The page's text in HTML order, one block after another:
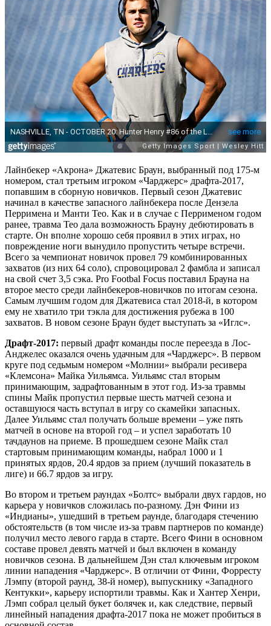
Лайнбекер «Акрона» Джатевис Браун, выбранный под 175-м
номером, стал третьим игроком «Чарджерс» драфта-2017,
попавшим в сборную новичков. Первый сезон Джатевис
начинал в качестве запасного лайнбекера после Дензела
Перримена и Манти Тео. Как и в случае с Перрименом годом
ранее, травма Тео дала возможность Брауну дебютировать в
старте. Он вполне хорошо себя проявил в этих играх, но
повреждение ноги вынудило пропустить четыре встречи.
Всего за чемпионат новичок провел 79 комбинированных
захватов (из них 64 соло), спровоцировал 2 фамбла и записал
на свой счет 3,5 сэка. Pro Footbal Focus поставил Брауна на
второе место среди лайнбекеров-новичков по итогам сезона.
Самым лучшим годом для Джатевиса стал 2018-й, в котором
ему не хватило три тэкла для достижения рубежа в 100
захватов. В новом сезоне Браун будет выступать за «Иглс».
Драфт-2017: первый драфт команды после переезда в Лос-
Анджелес оказался очень удачным для «Чарджерс». В первом
круге под седьмым номером «Молнии» выбрали ресивера
«Клемсона» Майка Уильямса. Уильямс стал вторым
принимающим, задрафтованным в этот год. Из-за травмы
спины Майк пропустил первые шесть матчей сезона и
оставшуюся часть вступал в игру со скамейки запасных.
Далее Уильямс стал получать больше времени – уже пять
матчей в основе на второй год – и успел заработать 10
тачдаунов на приеме. В прошедшем сезоне Майк стал
стартовым принимающим команды, набрал 1000 и 1
принятых ярдов, 20.4 ярдов за прием (лучший показатель в
лиге) и 66.7 ярдов за игру.
Во втором и третьем раундах «Болтс» выбрали двух гардов, но
карьера у новичков сложилась по-разному. Дэн Фини из
«Индианы», ушедший в третьем раунде, благодаря стечению
обстоятельств (в том числе из-за травм партнеров по команде)
получил место левого гарда в старте. Всего Фини в основном
составе провел девять матчей и был включен в команду
новичков сезона. В дальнейшем Дэн стал ключевым игроком
линии нападения «Чарджерс». В отличии от Фини, Форресту
Лэмпу (второй раунд, 38-й номер), выпускнику «Западного
Кентукки», карьеру испортили травмы. Как и Хантер Хенри,
Лэмп собрал целый букет болячек и, как следствие, первый
линейный нападения драфта-2017 пока не может пробиться в